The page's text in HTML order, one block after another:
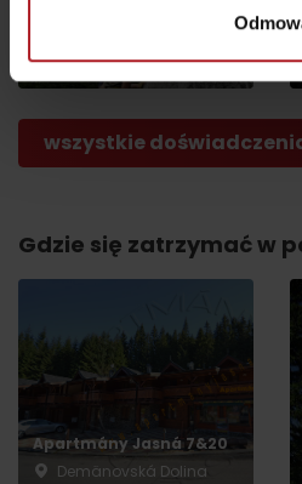
Liptovská Osada
wszystkie
Gdzie się zatrzymać w
Apartmány Jasná 7&20
Demänovská Dolina
Wyjazd